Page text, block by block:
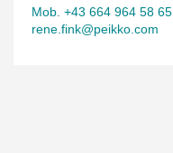
Mob. +43 664 964 58 65
rene.fink@peikko.com